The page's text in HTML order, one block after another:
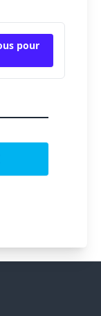
pour